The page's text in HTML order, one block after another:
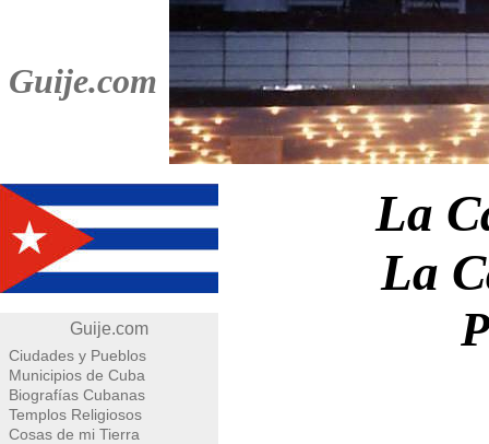
Guije.com
Guije.com
Ciudades y Pueblos
Municipios de Cuba
Biografías Cubanas
Templos Religiosos
Cosas de mi Tierra
La
La